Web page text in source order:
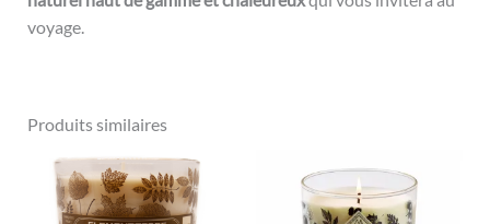
voyage.
Produits similaires